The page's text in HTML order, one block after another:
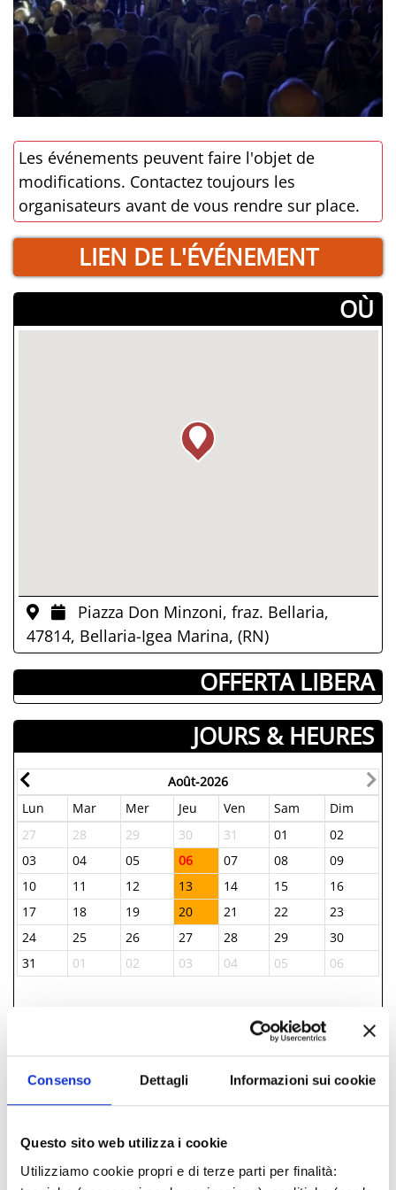
Consenso Dettagli Informazioni sui cookie
Questo sito web utilizza i cookie
Utilizziamo cookie propri e di terze parti per finalità:
Les événements peuvent faire l'objet de
modifications. Contactez toujours les
organisateurs avant de vous rendre sur place.
LIEN DE L'ÉVÉNEMENT
­OÙ
Piazza Don Minzoni, fraz. Bellaria,
47814, Bellaria-Igea Marina, (RN)
­ OFFERTA LIBERA
JOURS & HEURES
Août-2026
Lun
Mar Mer Jeu Ven Sam
Dim
27
28 29 30 31 01
02
03
04 05 06 07 08
09
10
11 12 13 14 15
16
17
18 19 20 21 22
23
24
25 26 27 28 29
30
31
01 02 03 04 05 06
INFORMATIONS ­
IAT BELLARIA INFORMAZIONI ACCOGLIENZA
TURISTICA
iat@comune.bellaria-igea-marina.rn.it